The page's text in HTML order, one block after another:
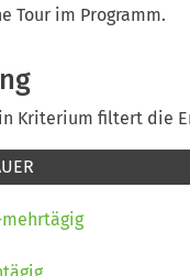
Tour im Programm.
Kriterium filtert die